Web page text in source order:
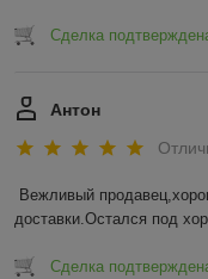
Сделка
Антон
Вежливый
доставки.Остался под
Сделка